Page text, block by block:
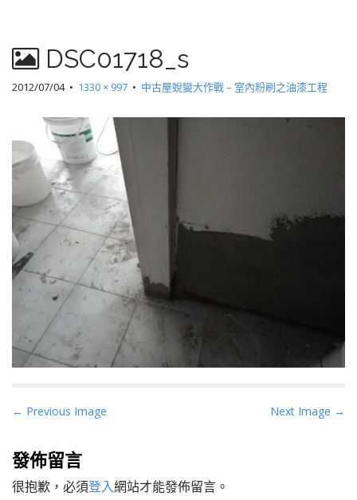
DSC01718_s
2012/07/04• 1330 × 997 • 中古屋蛻變大作戰 – 室內粉刷之油漆工程
P
s
t
n
← Previous Image Next Image →
發佈留言
很抱歉，必須登入網站才能發佈留言。